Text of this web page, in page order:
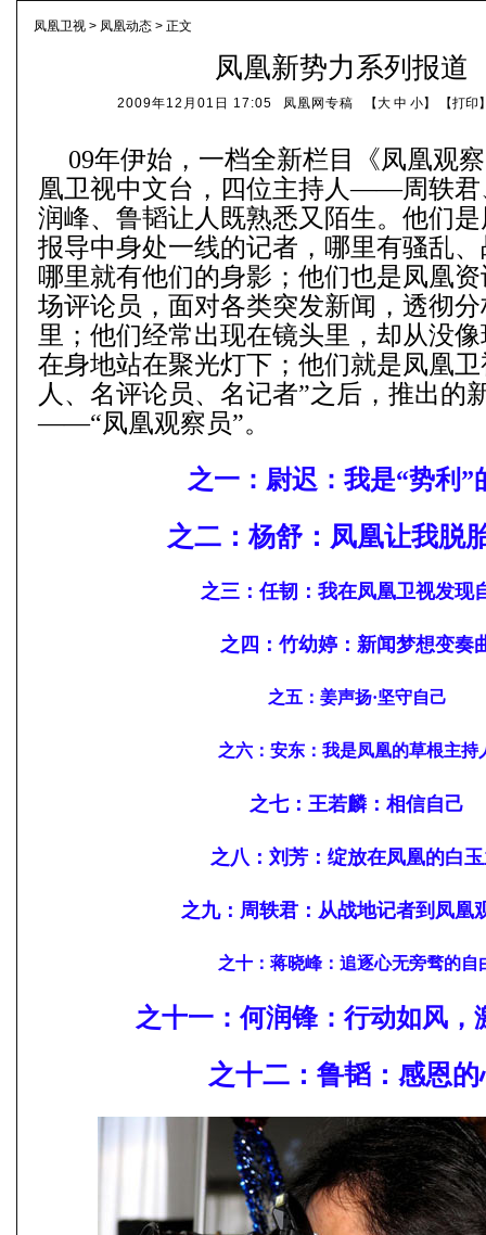
凤凰卫视 > 凤凰动态 > 正文
凤凰新势力系列报道
2009年12月01日 17:05 凤凰网专稿 【大 中 小】 【打印
09年伊始，一档全新栏目《凤凰观
凰卫视中文台，四位主持人——周轶君
润峰、鲁韬让人既熟悉又陌生。他们
报导中身处一线的记者，哪里有骚乱
哪里就有他们的身影；他们也是凤凰
场评论员，面对各类突发新闻，透彻
里；他们经常出现在镜头里，却从没
在身地站在聚光灯下；他们就是凤凰
人、名评论员、名记者”之后，推出的
——“凤凰观察员”。
之一： 尉迟：我是“势利”
之二：杨舒： 凤凰让我脱
之三：任韧：我在凤凰卫视发现
之四： 竹幼婷： 新闻梦想变奏
之五： 姜声扬·坚守自己
之六： 安东：我是凤凰的草根主持
之七： 王若麟： 相信自己
之八： 刘芳：绽放在凤凰的白
之九： 周轶君：从战地记者到凤凰
之十： 蒋晓峰：追逐心无旁骛的自
之十一：何润锋：行动如风，
之十二： 鲁韬：感恩的